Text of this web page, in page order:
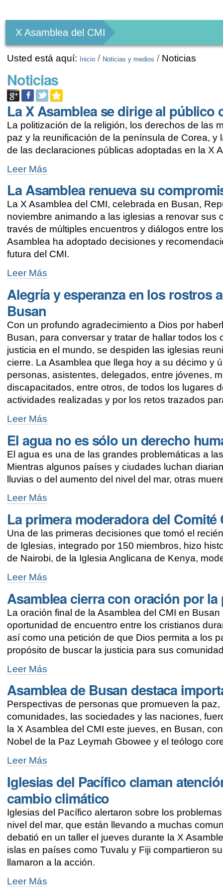
Personales
X Asamblea del CMI
Usted está aquí: Inicio / Noticias y medios / Noticias
Noticias
La X Asamblea se dirige al público
La politización de la religión, los derechos de las
paz y la reunificación de la península de Corea,
de las declaraciones públicas adoptadas en la X
La
X
Asamblea
se
dirige
al
público
contemporáneo
-
Leer Más
La Asamblea renueva su
La X Asamblea del CMI, celebrada en Busan,
noviembre animando a las iglesias a renovar sus
través de múltiples encuentros y diálogos entre
Asamblea ha adoptado decisiones y
futura del CMI.
La
Asamblea
renueva
su
compromiso
con
la
justicia
y
la
paz
-
Leer Más
Alegría y esperanza en los rostros
Busan
Con un profundo agradecimiento a Dios por
Busan, para conversar y tratar de hallar todos
justicia en el mundo, se despiden las iglesias
cierre. La Asamblea que llega hoy a su décimo y
personas, asistentes, delegados, entre jóvenes,
discapacitados, entre otros, de todos los lugares
actividades realizadas y por los retos trazados
Alegría
y
esperanza
en
los
rostros
final
la
de
Busan
Leer Más
El agua no es sólo un derecho
El agua es una de las grandes problemáticas a
Mientras algunos países y ciudades luchan
lluvias o del aumento del nivel del mar, otras
El
agua
no
es
sólo
un
derecho
humano,
un
de
Dios
Leer Más
La primera moderadora del Comité
Una de las primeras decisiones que tomó el
de Iglesias, integrado por 150 miembros, hizo
de Nairobi, de la Iglesia Anglicana de Kenya,
La
primera
moderadora
del
Comité
Central
del
CMI
es
-
Leer Más
Asamblea cierra con oración por la
La oración final de la Asamblea del CMI en
oportunidad de encuentro entre los cristianos
así como una petición de que Dios permita a los
propósito de buscar la justicia para sus
Asamblea
cierra
con
oración
por
la
paz
-
Leer Más
Asamblea de Busan destaca
Perspectivas de personas que promueven la
comunidades, las sociedades y las naciones,
la X Asamblea del CMI este jueves, en Busan,
Nobel de la Paz Leymah Gbowee y el teólogo
Asamblea
de
Busan
destaca
importancia
de
la
paz
-
Leer Más
Iglesias del Pacífico claman
cambio climático
Iglesias del Pacífico alertaron sobre los
nivel del mar, que están llevando a muchas
debatió en un taller el jueves durante la X
islas en países como Tuvalu y Fiji compartieron
llamaron a la acción.
Iglesias
Leer Más